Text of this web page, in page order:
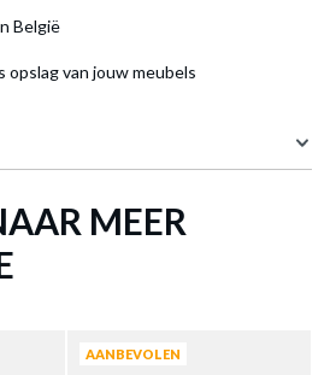
België
opslag van jouw meubels
140 cmMEER
AANBEVOLEN
100 140X200
verzendkosten
of verder winkelen